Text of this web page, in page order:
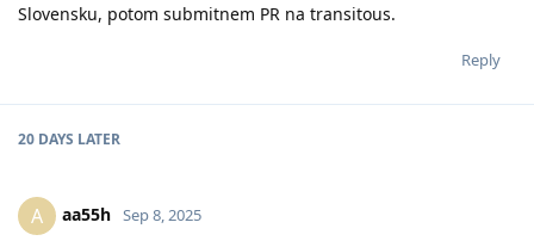
Slovensku, potom submitnem PR na transitous.
Reply
20 DAYS LATER
A aa55h Sep 8, 2025